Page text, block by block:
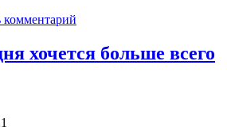
комментарий
хочется больше всего